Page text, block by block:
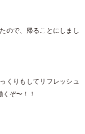
ので、帰ることにしまし
くりもしてリフレッシュ
ぞ〜！！